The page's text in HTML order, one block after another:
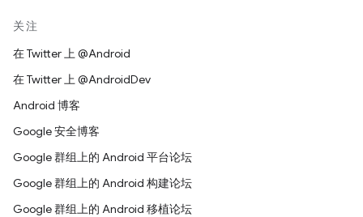
关注
在 Twitter 上 @Android
在 Twitter 上 @AndroidDev
Android 博客
Google 安全博客
Google 群组上的 Android 平台论坛
Google 群组上的 Android 构建论坛
Google 群组上的 Android 移植论坛